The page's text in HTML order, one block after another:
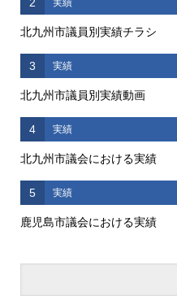
北九州市議員別実績チラシ
3 実績
北九州市議員別実績動画
4 実績
北九州市議会における実績
5 実績
鹿児島市議会における実績